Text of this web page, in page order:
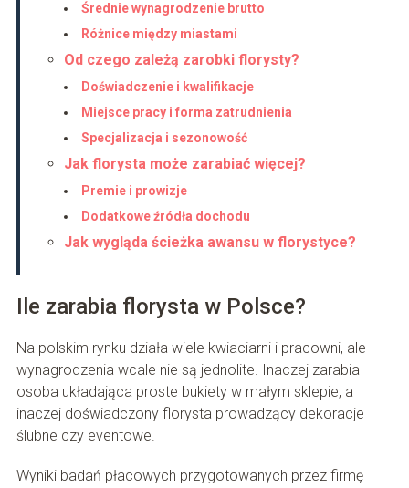
Średnie wynagrodzenie brutto
Różnice między miastami
Od czego zależą zarobki florysty?
Doświadczenie i kwalifikacje
Miejsce pracy i forma zatrudnienia
Specjalizacja i sezonowość
Jak florysta może zarabiać więcej?
Premie i prowizje
Dodatkowe źródła dochodu
Jak wygląda ścieżka awansu w florystyce?
Ile zarabia florysta w Polsce?
Na polskim rynku działa wiele kwiaciarni i pracowni, ale
wynagrodzenia wcale nie są jednolite. Inaczej zarabia
osoba układająca proste bukiety w małym sklepie, a
inaczej doświadczony florysta prowadzący dekoracje
ślubne czy eventowe.
Wyniki badań płacowych przygotowanych przez firmę